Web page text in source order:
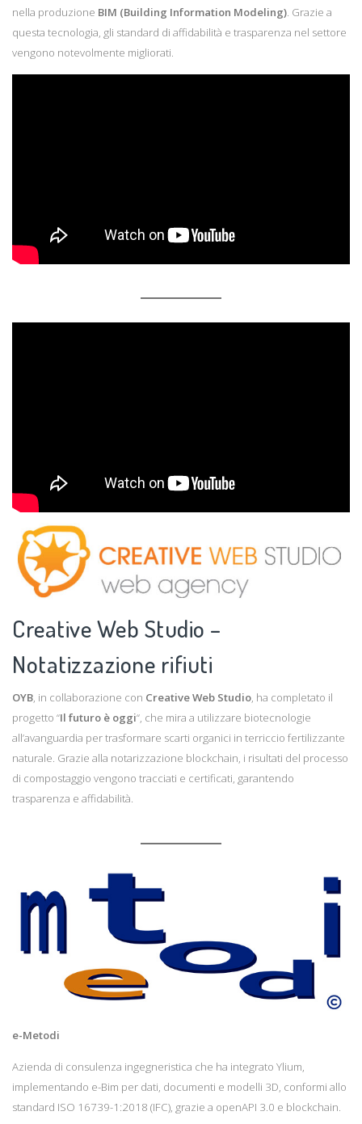
nella produzione BIM (Building Information Modeling). Grazie a
questa tecnologia, gli standard di affidabilità e trasparenza nel settore
vengono notevolmente migliorati.
Creative Web Studio –
Notatizzazione rifiuti
OYB , in collaborazione con Creative Web Studio , ha completato il
progetto “Il futuro è oggi“, che mira a utilizzare biotecnologie
all’avanguardia per trasformare scarti organici in terriccio fertilizzante
naturale. Grazie alla notarizzazione blockchain, i risultati del processo
di compostaggio vengono tracciati e certificati, garantendo
trasparenza e affidabilità.
e-Metodi
Azienda di consulenza ingegneristica che ha integrato Ylium,
implementando e-Bim per dati, documenti e modelli 3D, conformi allo
standard ISO 16739-1:2018 (IFC), grazie a openAPI 3.0 e blockchain.